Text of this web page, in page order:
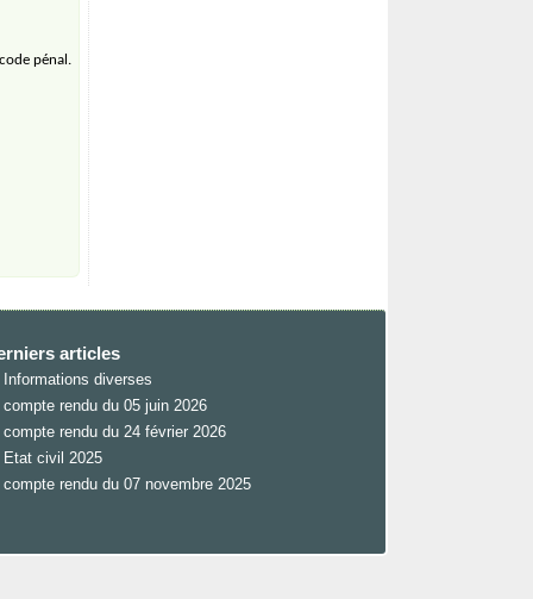
pénal.
articles
Informations diverses
compte rendu du 05 juin 2026
compte rendu du 24 février 2026
Etat civil 2025
compte rendu du 07 novembre 2025